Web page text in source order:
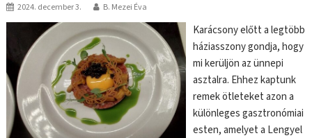
2024. december 3. B. Mezei Éva
Karácsony előtt a legtöbb
háziasszony gondja, hogy
mi kerüljön az ünnepi
asztalra. Ehhez kaptunk
remek ötleteket azon a
különleges gasztronómiai
esten, amelyet a Lengyel